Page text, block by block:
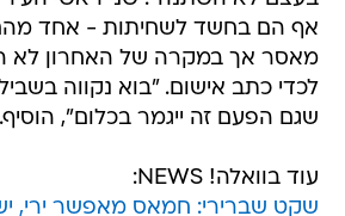
אף הם בחשד לשחיתות - אחד
מאסר אך במקרה של האחרון לא
לכדי כתב אישום. "בוא נקווה
שגם הפעם זה ייגמר בכלום", הוסיף.
עוד בוואלה! NEWS:
שקט שברירי: חמאס מאפשר ירי,